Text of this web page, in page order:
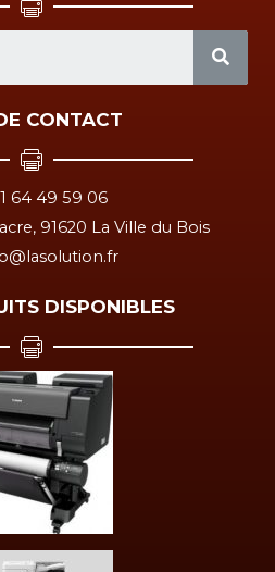
CONTACT
64 49 59 06
91620 La Ville du Bois
DISPONIBLES